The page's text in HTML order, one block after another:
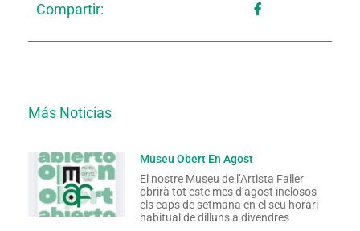
Compartir:
Más Noticias
Museu Obert En Agost
El nostre Museu de l’Artista Faller
obrirà tot este mes d’agost inclosos
els caps de setmana en el seu horari
habitual de dilluns a divendres